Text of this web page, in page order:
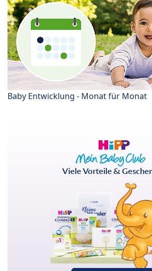
Baby Entwicklung - Monat für Monat
Viele Vorteile &